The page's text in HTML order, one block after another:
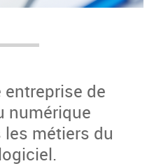
entreprise de
numérique
métiers du